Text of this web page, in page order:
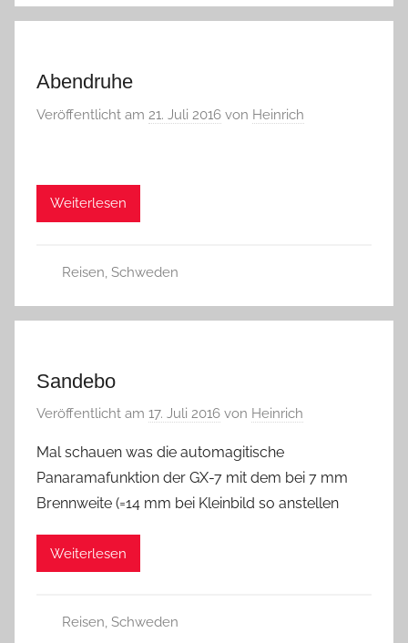
Abendruhe
Veröffentlicht am 21. Juli 2016 von Heinrich
Weiterlesen
Reisen, Schweden
Sandebo
Veröffentlicht am 17. Juli 2016 von Heinrich
Mal schauen was die automagitische
Panaramafunktion der GX-7 mit dem bei 7 mm
Brennweite (=14 mm bei Kleinbild so anstellen
Weiterlesen
Reisen, Schweden